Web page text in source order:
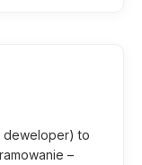
deweloper) to
–